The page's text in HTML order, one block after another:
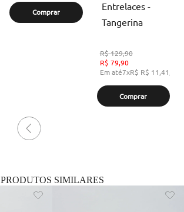
Comprar
Entrelaces -
Tangerina
R$129,90
R$ 79,90
Em até7xR$ R$ 11,41
Comprar
PRODUTOS SIMILARES